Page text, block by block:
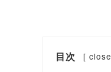
目次 [ close